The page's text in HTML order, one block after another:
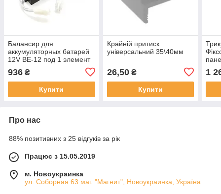
Балансир для
аккумуляторных батарей
12V BE-12 под 1 элемент
936 ₴
Купити
Крайній притиск
універсальний 35\40мм
26,50₴
Купити
1
Про нас
88% позитивних з 25 відгуків за рік
Працює з 15.05.2019
м. Новоукраинка
ул. Соборная 63 маг. "Магнит", Новоукраинка, Україна